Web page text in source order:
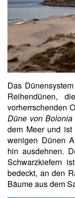
Das
Reihendünen,
vorherrschenden
Düne von Bolonia
dem Meer und
wenigen Dünen
hin ausdehnen.
Schwarzkiefern
bedeckt, an den
Bäume aus dem